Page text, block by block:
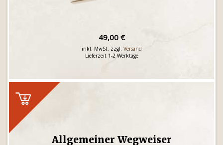
49,00 €
inkl. MwSt. zzgl. Versand
Lieferzeit 1-2 Werktage
Allgemeiner Wegweiser